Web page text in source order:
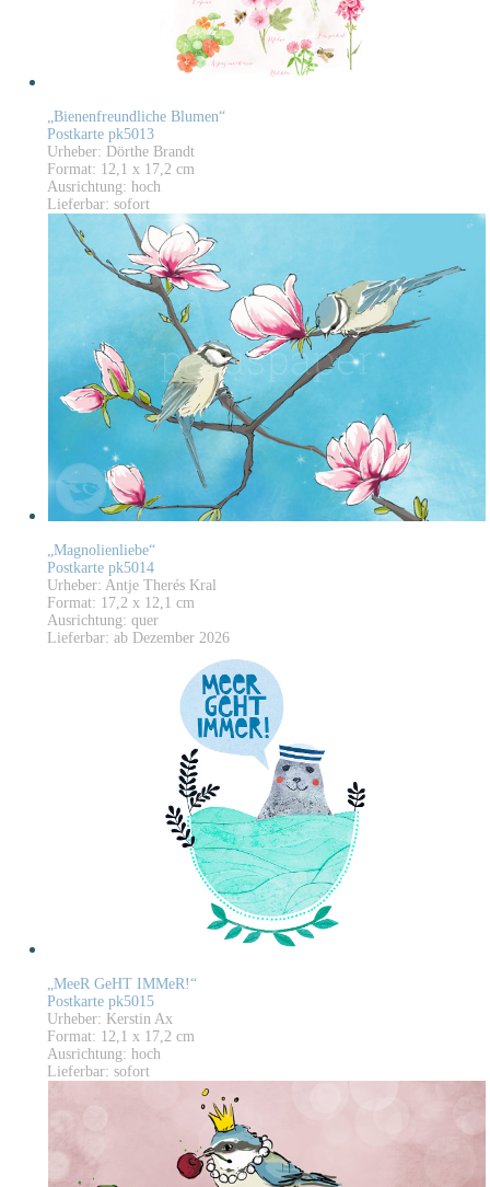
„Bienenfreundliche Blumen“
Postkarte pk5013
Urheber: Dörthe Brandt
Format: 12,1 x 17,2 cm
Ausrichtung: hoch
Lieferbar: sofort
„Magnolienliebe“
Postkarte pk5014
Urheber: Antje Therés Kral
Format: 17,2 x 12,1 cm
Ausrichtung: quer
Lieferbar: ab Dezember 2026
„MeeR GeHT IMMeR!“
Postkarte pk5015
Urheber: Kerstin Ax
Format: 12,1 x 17,2 cm
Ausrichtung: hoch
Lieferbar: sofort